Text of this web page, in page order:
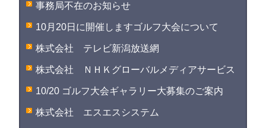
事務局不在のお知らせ
10月20日に開催しますゴルフ大会について
株式会社 テレビ新潟放送網
株式会社 ＮＨＫグローバルメディアサービス
10/20 ゴルフ大会ギャラリー大募集のご案内
株式会社 エスエスシステム